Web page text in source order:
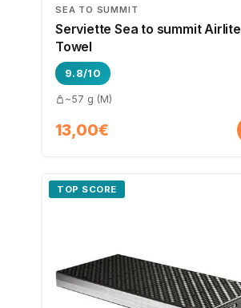
SEA TO SUMMIT
Serviette Sea to summit Airlite
Towel
9.8/10
~57 g (M)
13,00€
TOP SCORE